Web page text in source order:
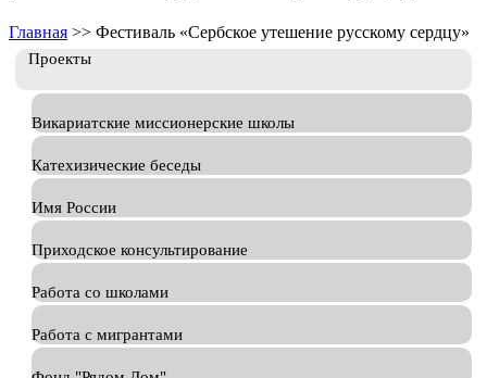
Главная >> Фестиваль «Сербское утешение русскому сердцу»
Проекты
Викариатские миссионерские школы
Катехизические беседы
Имя России
Приходское консультирование
Работа со школами
Работа с мигрантами